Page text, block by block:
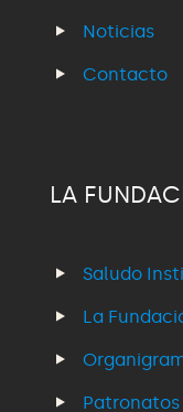
Noticias
Contacto
LA
Saludo
La